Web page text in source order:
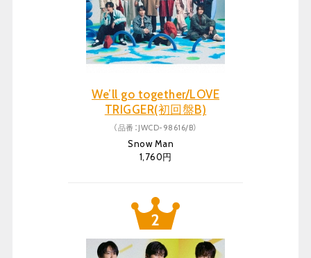
We’ll go together/LOVE
TRIGGER(初回盤B)
（品番：JWCD-98616/B）
Snow Man
1,760円